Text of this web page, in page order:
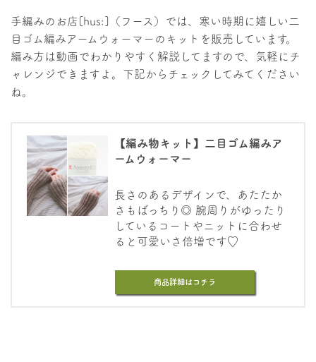
手編みのお店[hus:]（フース）では、寒い時期に嬉しい二
目ゴム編みアームウォーマーのキットを販売しています。
編み方は動画でわかりやすく解説してますので、気軽にチ
ャレンジできますよ。下記からチェックしてみてください
ね。
【編み物キット】二目ゴム編みア
ームウォーマー
長さのあるデザインで、あたたか
さもばっちり◎ 腕周りがゆったり
しているコートやニットに合わせ
ると可愛いさ倍増です♡
商品詳細はコチラ